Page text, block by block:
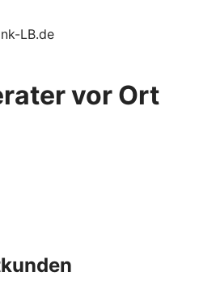
LB.de
vor Ort